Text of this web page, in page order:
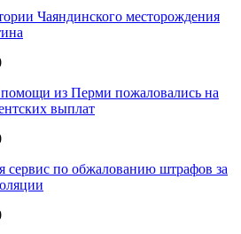
Чаяндинского месторождения
из Перми пожаловались на
выплат
сервис по обжалованию штрафов за